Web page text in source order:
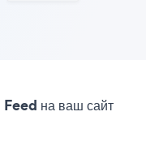
на ваш сайт